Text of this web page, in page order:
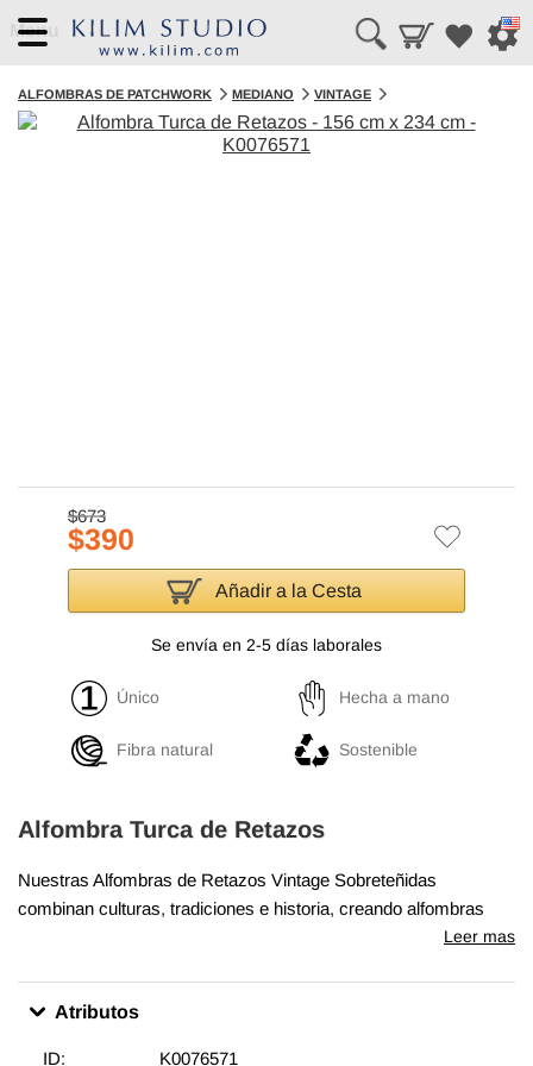
Menu
ALFOMBRAS DE PATCHWORK MEDIANO VINTAGE
$673
$390
Añadir a la Cesta
Se envía en 2-5 días laborales
Único Hecha a mano
Fibra natural Sostenible
Alfombra Turca de Retazos
Nuestras Alfombras de Retazos Vintage Sobreteñidas
combinan culturas, tradiciones e historia, creando alfombras
maravillosamente únicas. Seleccionamos alfombras turcas
Lavamos los colores, recortamos las pilas, pero cuidamos de
mantener los patrones originales aún vivos. Luego los
Leer mas
Atributos
ID:
K0076571